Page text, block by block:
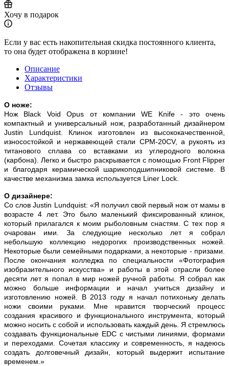
Хочу в подарок
Если у вас есть накопительная скидка постоянного клиента,
то она будет отображена в корзине!
Описание
Характеристики
Отзывы
О ноже:
Нож Black Void Opus от компании WE Knife - это очень
компактный и универсальный нож, разработанный дизайнером
Justin Lundquist. Клинок изготовлен из высококачественной,
износостойкой и нержавеющей стали CPM-20CV, а рукоять из
титанового сплава со вставками из углеродного волокна
(карбона). Легко и быстро раскрывается с помощью Front Flipper
и благодаря керамической шарикоподшипниковой системе. В
качестве механизма замка используется Liner Lock.
О дизайнере:
Со слов Justin Lundquist: «Я получил свой первый нож от мамы в
возрасте 4 лет. Это было маленький фиксированный клинок,
который прилагался к моим рыболовным снастям. С тех пор я
очарован ими. За следующие несколько лет я собрал
небольшую коллекцию недорогих производственных ножей.
Некоторые были семейными подарками, а некоторые - призами.
После окончания колледжа по специальности «Фотография
изобразительного искусства» и работы в этой отрасли более
десяти лет я попал в мир ножей ручной работы. Я собрал как
можно больше информации и начал учиться дизайну и
изготовлению ножей. В 2013 году я начал потихоньку делать
ножи своими руками. Мне нравится творческий процесс
создания красивого и функционального инструмента, который
можно носить с собой и использовать каждый день. Я стремлюсь
создавать функциональные EDC с чистыми линиями, формами
и переходами. Сочетая классику и современность, я надеюсь
создать долговечный дизайн, который выдержит испытание
временем.»